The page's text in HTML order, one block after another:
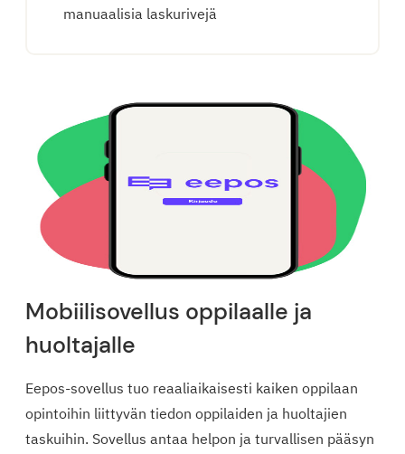
manuaalisia laskurivejä
Mobiilisovellus oppilaalle ja
huoltajalle
Eepos-sovellus tuo reaaliaikaisesti kaiken oppilaan
opintoihin liittyvän tiedon oppilaiden ja huoltajien
taskuihin. Sovellus antaa helpon ja turvallisen pääsyn